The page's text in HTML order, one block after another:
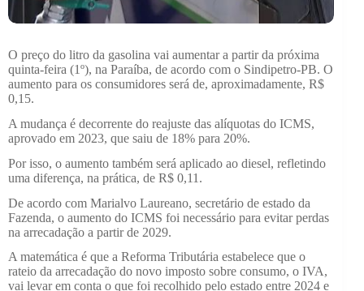
O preço do litro da gasolina vai aumentar a partir da próxima
quinta-feira (1º), na Paraíba, de acordo com o Sindipetro-PB. O
aumento para os consumidores será de, aproximadamente, R$
0,15.
A mudança é decorrente do reajuste das alíquotas do ICMS,
aprovado em 2023, que saiu de 18% para 20%.
Por isso, o aumento também será aplicado ao diesel, refletindo
uma diferença, na prática, de R$ 0,11.
De acordo com Marialvo Laureano, secretário de estado da
Fazenda, o aumento do ICMS foi necessário para evitar perdas
na arrecadação a partir de 2029.
A matemática é que a Reforma Tributária estabelece que o
rateio da arrecadação do novo imposto sobre consumo, o IVA,
vai levar em conta o que foi recolhido pelo estado entre 2024 e